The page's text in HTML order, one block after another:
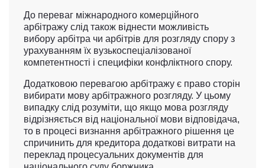
До переваг міжнародного комерційного
арбітражу слід також віднести можливість
вибору арбітра чи арбітрів для розгляду спору з
урахуванням їх вузькоспеціалізованої
компетентності і специфіки конфліктного спору.
Додатковою перевагою арбітражу є право сторін
вибирати мову арбітражного розгляду. У цьому
випадку слід розуміти, що якщо мова розгляду
відрізняється від національної мови відповідача,
то в процесі визнання арбітражного рішення це
спричинить для кредитора додаткові витрати на
переклад процесуальних документів для